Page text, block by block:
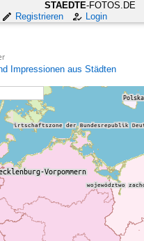
STAEDTE-FOTOS.DE
Registrieren Login
Impressionen aus Städten